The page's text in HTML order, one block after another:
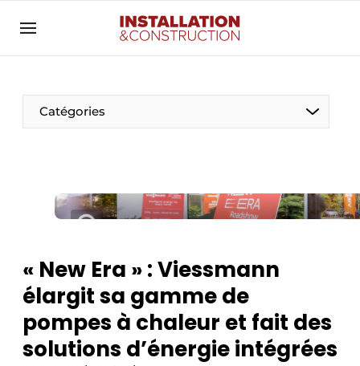
Contact
Contact direct
Entreprises Merci de votre inscription
S’inscrire
Meest gelezen
Newsletter
Podcasts
Privacy / Cookie statement
Catégories
Électricité
Photovoltaïques
Smart homes
« New Era » : Viessmann
élargit sa gamme de
pompes à chaleur et fait des
solutions d’énergie intégrées